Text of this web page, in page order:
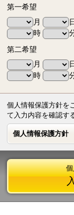
第一希望
月
時
第二希望
月
時
個人情報保護方針を
て入力内容を確認す
個人情報保護方針
個人情報保護方針